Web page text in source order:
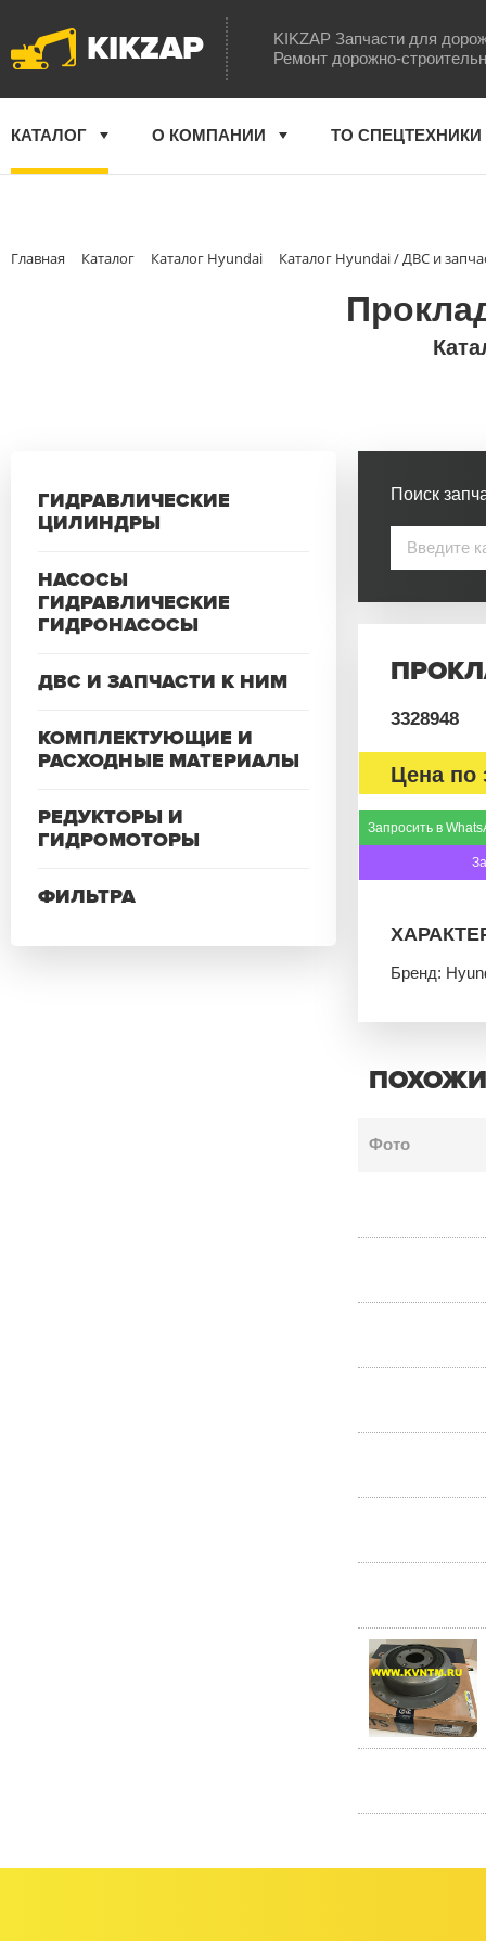
KIKZAP
KIKZAP Запчасти для
Ремонт дорожно-
КАТАЛОГ О КОМПАНИИ ТО СПЕЦТЕХНИКИ
Главная Каталог Каталог Hyundai Каталог Hyundai / ДВС и
ГИДРАВЛИЧЕСКИЕ
ЦИЛИНДРЫ
НАСОСЫ
ГИДРАВЛИЧЕСКИЕ
ГИДРОНАСОСЫ
ДВС И ЗАПЧАСТИ К НИМ
КОМПЛЕКТУЮЩИЕ И
РАСХОДНЫЕ МАТЕРИАЛЫ
РЕДУКТОРЫ И
ГИДРОМОТОРЫ
ФИЛЬТРА
Поиск
3328948
Цена по
Запросить в
Бренд:
Фото